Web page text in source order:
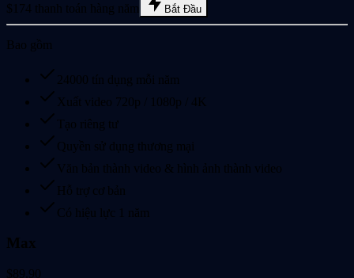
$174 thanh toán hàng năm
Bắt Đầu
Bao gồm
24000 tín dụng mỗi năm
Xuất video 720p / 1080p / 4K
Tạo riêng tư
Quyền sử dụng thương mại
Văn bản thành video & hình ảnh thành video
Hỗ trợ cơ bản
Có hiệu lực 1 năm
Max
$89.90